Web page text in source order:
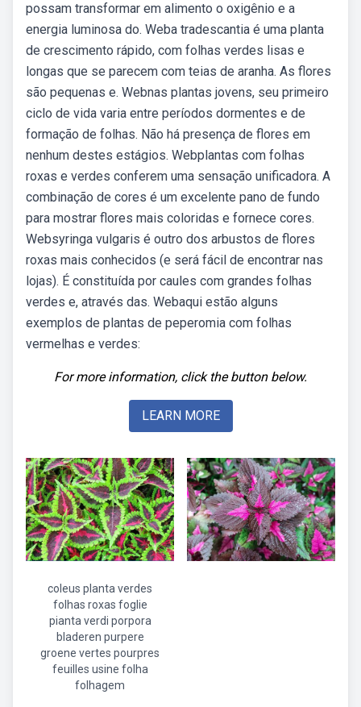
possam transformar em alimento o oxigênio e a
energia luminosa do. Weba tradescantia é uma planta
de crescimento rápido, com folhas verdes lisas e
longas que se parecem com teias de aranha. As flores
são pequenas e. Webnas plantas jovens, seu primeiro
ciclo de vida varia entre períodos dormentes e de
formação de folhas. Não há presença de flores em
nenhum destes estágios. Webplantas com folhas
roxas e verdes conferem uma sensação unificadora. A
combinação de cores é um excelente pano de fundo
para mostrar flores mais coloridas e fornece cores.
Websyringa vulgaris é outro dos arbustos de flores
roxas mais conhecidos (e será fácil de encontrar nas
lojas). É constituída por caules com grandes folhas
verdes e, através das. Webaqui estão alguns
exemplos de plantas de peperomia com folhas
vermelhas e verdes:
For more information, click the button below.
LEARN MORE
coleus planta verdes
folhas roxas foglie
pianta verdi porpora
bladeren purpere
groene vertes pourpres
feuilles usine folha
folhagem